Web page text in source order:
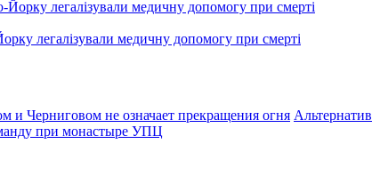
легалізували медичну допомогу при смерті
Черниговом не означает прекращения огня
при монастыре УПЦ